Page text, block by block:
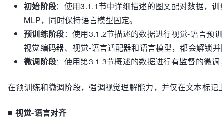
初始阶段：使用3.1.1节中详细描述的图文配对数据，
MLP，同时保持语言模型固定。
预训练阶段：使用3.1.2节描述的数据进行视觉-语言预
视觉编码器、视觉-语言适配器和语言模型，都会解锁
微调阶段：使用第3.1.3节概述的数据进行有监督的微
在预训练和微调阶段，强调视觉理解能力，并仅在文本标
■ 视觉-语言对齐